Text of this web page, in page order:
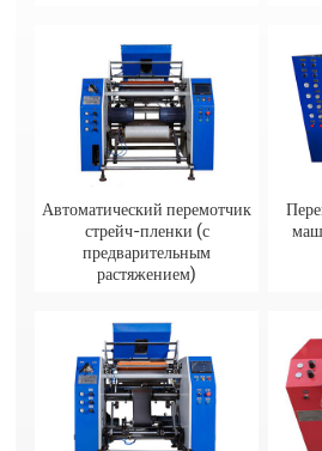
Автоматический перемотчик
стрейч-пленки (с
предварительным
растяжением)